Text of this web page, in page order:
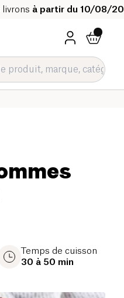
livrons à partir du 10/08/
Temps de cuisson
30 à 50 min